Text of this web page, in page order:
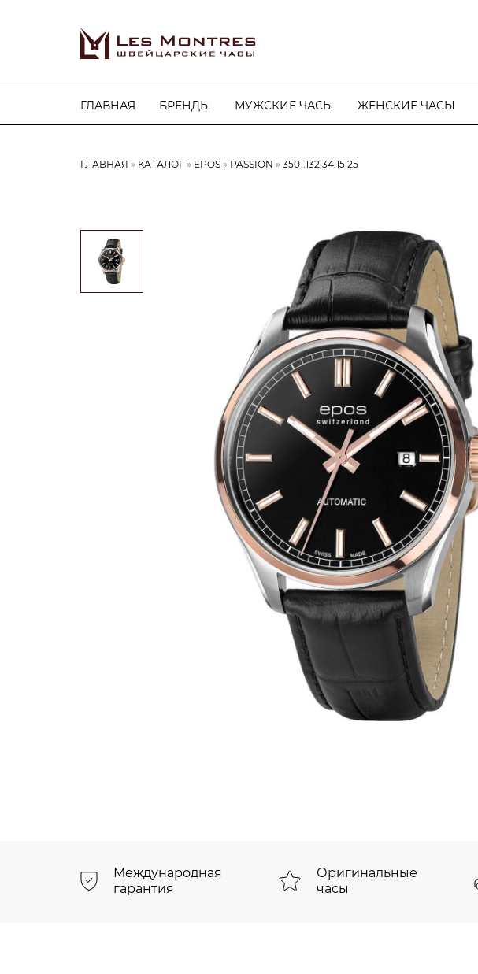
ГЛАВНАЯ БРЕНДЫ МУЖСКИЕ ЧАСЫ ЖЕНСКИЕ ЧАСЫ
ГЛАВНАЯ КАТАЛОГ EPOS PASSION 3501.132.34.15.25
Международная
гарантия
Оригинальные
часы